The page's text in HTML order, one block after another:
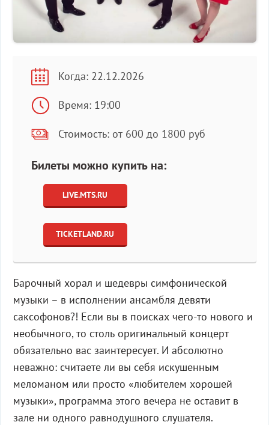
Когда: 22.12.2026
Время: 19:00
Стоимость: от 600 до 1800 руб
Билеты можно купить на:
LIVE.MTS.RU
TICKETLAND.RU
Барочный хорал и шедевры симфонической
музыки – в исполнении ансамбля девяти
саксофонов?! Если вы в поисках чего-то нового и
необычного, то столь оригинальный концерт
обязательно вас заинтересует. И абсолютно
неважно: считаете ли вы себя искушенным
меломаном или просто «любителем хорошей
музыки», программа этого вечера не оставит в
зале ни одного равнодушного слушателя.